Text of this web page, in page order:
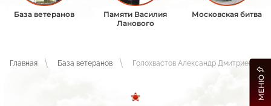
База ветеранов
Памяти Василия
Ланового
Московская битва
Главная База ветеранов Голохвастов Александр Дмитриевич
МЕНЮ